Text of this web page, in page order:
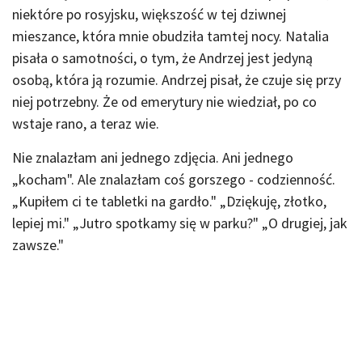
niektóre po rosyjsku, większość w tej dziwnej
mieszance, która mnie obudziła tamtej nocy. Natalia
pisała o samotności, o tym, że Andrzej jest jedyną
osobą, która ją rozumie. Andrzej pisał, że czuje się przy
niej potrzebny. Że od emerytury nie wiedział, po co
wstaje rano, a teraz wie.
Nie znalazłam ani jednego zdjęcia. Ani jednego
„kocham". Ale znalazłam coś gorszego - codzienność.
„Kupiłem ci te tabletki na gardło." „Dziękuję, złotko,
lepiej mi." „Jutro spotkamy się w parku?" „O drugiej, jak
zawsze."